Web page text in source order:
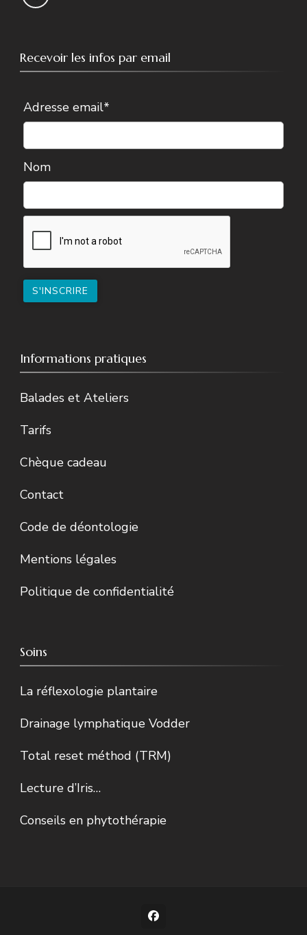
Recevoir les infos par email
Adresse email*
Nom
Informations pratiques
Balades et Ateliers
Tarifs
Chèque cadeau
Contact
Code de déontologie
Mentions légales
Politique de confidentialité
Soins
La réflexologie plantaire
Drainage lymphatique Vodder
Total reset méthod (TRM)
Lecture d’Iris…
Conseils en phytothérapie